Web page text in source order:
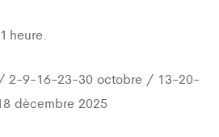
1 heure.
2-9-16-23-30 octobre / 13-20-
dècembre 2025